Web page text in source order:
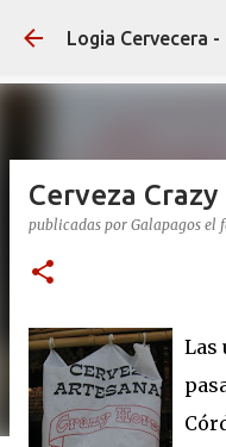
Ir al
Logia Cervecera -
Cerveza Crazy
publicadas por Galapagos el
Las